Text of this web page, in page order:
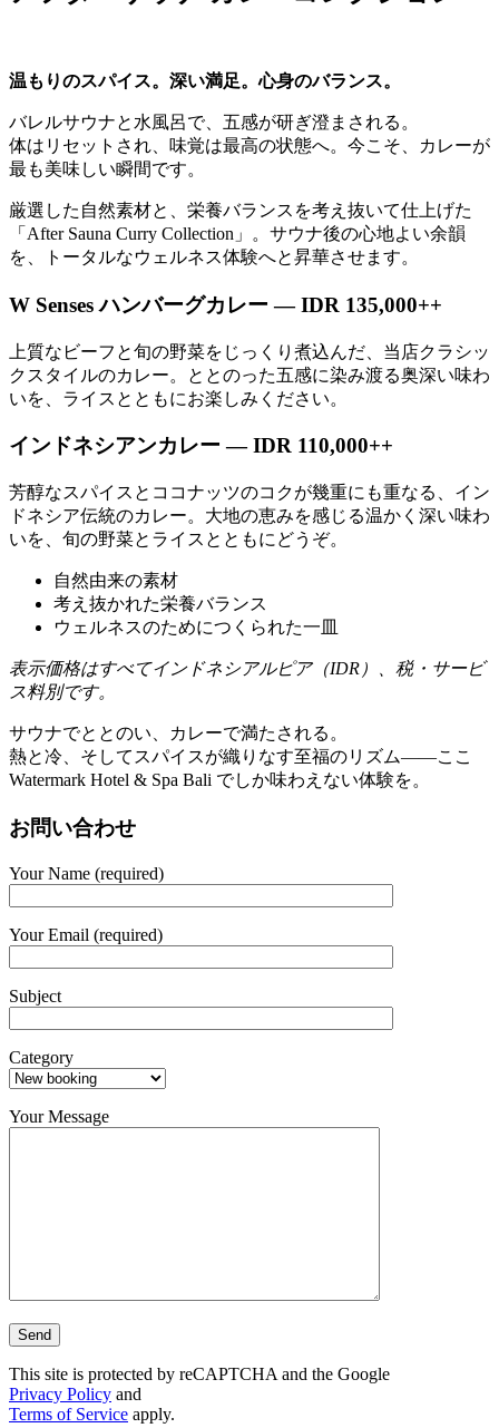
温もりのスパイス。深い満足。心身のバランス。
バレルサウナと水風呂で、五感が研ぎ澄まされる。
体はリセットされ、味覚は最高の状態へ。今こそ、カレーが
最も美味しい瞬間です。
厳選した自然素材と、栄養バランスを考え抜いて仕上げた
「After Sauna Curry Collection」。サウナ後の心地よい余韻
を、トータルなウェルネス体験へと昇華させます。
W Senses ハンバーグカレー — IDR 135,000++
上質なビーフと旬の野菜をじっくり煮込んだ、当店クラシッ
クスタイルのカレー。ととのった五感に染み渡る奥深い味わ
いを、ライスとともにお楽しみください。
インドネシアンカレー — IDR 110,000++
芳醇なスパイスとココナッツのコクが幾重にも重なる、イン
ドネシア伝統のカレー。大地の恵みを感じる温かく深い味わ
いを、旬の野菜とライスとともにどうぞ。
自然由来の素材
考え抜かれた栄養バランス
ウェルネスのためにつくられた一皿
表示価格はすべてインドネシアルピア（IDR）、税・サービ
ス料別です。
サウナでととのい、カレーで満たされる。
熱と冷、そしてスパイスが織りなす至福のリズム——ここ
Watermark Hotel & Spa Bali でしか味わえない体験を。
お問い合わせ
Your Name (required)
Your Email (required)
Subject
Category
Your Message
This site is protected by reCAPTCHA and the Google
Privacy Policy and
Terms of Service apply.